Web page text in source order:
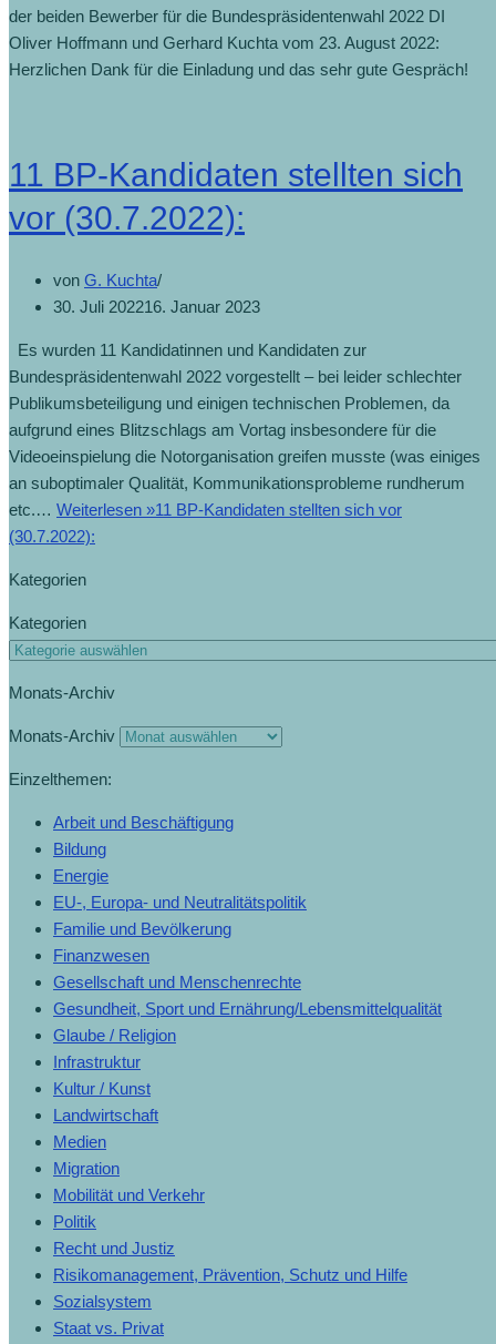
der beiden Bewerber für die Bundespräsidentenwahl 2022 DI
Oliver Hoffmann und Gerhard Kuchta vom 23. August 2022:
Herzlichen Dank für die Einladung und das sehr gute Gespräch!
11 BP-Kandidaten stellten sich
vor (30.7.2022):
von G. Kuchta
30. Juli 202216. Januar 2023
Es wurden 11 Kandidatinnen und Kandidaten zur
Bundespräsidentenwahl 2022 vorgestellt – bei leider schlechter
Publikumsbeteiligung und einigen technischen Problemen, da
aufgrund eines Blitzschlags am Vortag insbesondere für die
Videoeinspielung die Notorganisation greifen musste (was einiges
an suboptimaler Qualität, Kommunikationsprobleme rundherum
etc.… Weiterlesen »11 BP-Kandidaten stellten sich vor
(30.7.2022):
Kategorien
Kategorien
Monats-Archiv
Monats-Archiv
Einzelthemen:
Arbeit und Beschäftigung
Bildung
Energie
EU-, Europa- und Neutralitätspolitik
Familie und Bevölkerung
Finanzwesen
Gesellschaft und Menschenrechte
Gesundheit, Sport und Ernährung/Lebensmittelqualität
Glaube / Religion
Infrastruktur
Kultur / Kunst
Landwirtschaft
Medien
Migration
Mobilität und Verkehr
Politik
Recht und Justiz
Risikomanagement, Prävention, Schutz und Hilfe
Sozialsystem
Staat vs. Privat